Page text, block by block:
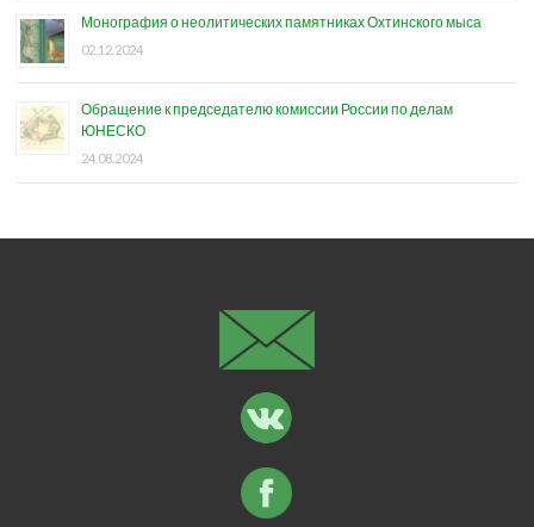
Монография о неолитических памятниках Охтинского мыса
02.12.2024
Обращение к председателю комиссии России по делам
ЮНЕСКО
24.08.2024